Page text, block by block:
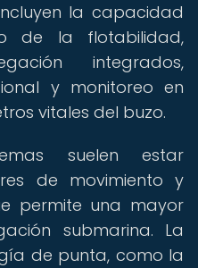
la capacidad
de la flotabilidad,
integrados,
y monitoreo en
vitales del buzo.
suelen estar
de movimiento y
permite una mayor
submarina. La
de punta, como la